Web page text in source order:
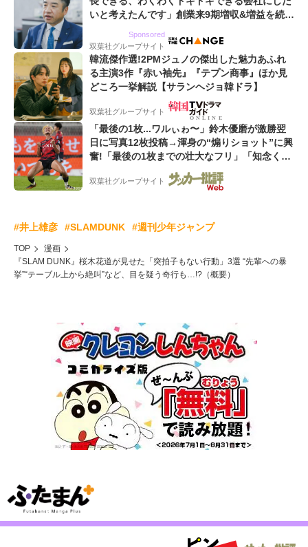
いと考えたんです」創業来9期増収&増益を続け
Sponsored
双葉社グループサイト
韓流傑作選!2PMジュノの傑出した魅力あふれ
る主演3作『赤い袖先』『テプン商事』ほか見
どころ一挙解説【サランヘジョ韓ドラ】
双葉社グループサイト
「最後の1枚...ワルぃゎ〜」鈴木優磨が激勝翌
日に写真12枚投稿→渾身の“煽りショット”に興
奮!「最後の1枚までの壮大なフリ」「知念くん
のことどんだけ好きなんよw」
双葉社グループサイト
#井上雄彦 #SLAMDUNK #週刊少年ジャンプ
TOP
漫画
『SLAM DUNK』桜木花道が見せた「突拍子もない行動」3選 “先輩への暴
挙”“テーブル上から絶叫”など、目を疑う奇行も…!?（概要）